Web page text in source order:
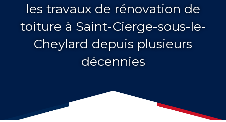
les travaux de rénovation de
toiture à Saint-Cierge-sous-le-
Cheylard depuis plusieurs
décennies